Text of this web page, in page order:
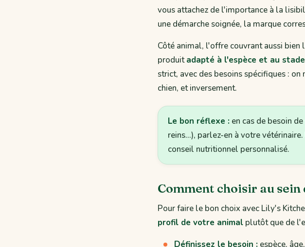
vous attachez de l'importance à la
une démarche soignée, la marque
Côté animal, l'offre couvrant aussi
produitadapté à l'espèce et au
strict, avec des besoins spécifiques :
chien, et inversement.
Le bon réflexe : en cas de besoin
reins…), parlez-en à votre
conseil nutritionnel personnalisé.
Comment choisir au sein
Pour faire le bon choix avec Lily's
profil de votre animal plutôt que de
Définissez le besoin : espèce,